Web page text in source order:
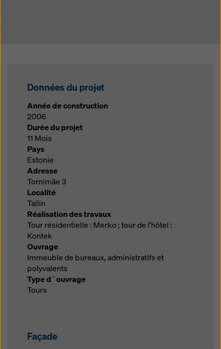
Données du projet
Année de construction
2006
Durée du projet
11 Mois
Pays
Estonie
Adresse
Tornimäe 3
Localité
Tallin
Réalisation des travaux
Tour résidentielle : Merko ; tour de l'hôtel :
Kontek
Ouvrage
Immeuble de bureaux, administratifs et
polyvalents
Type d´ouvrage
Tours
Façade